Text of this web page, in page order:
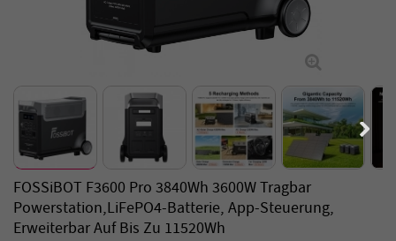
FOSSiBOT F3600 Pro 3840Wh 3600W Tragbar
Powerstation,LiFePO4-Batterie, App-Steuerung,
Erweiterbar Auf Bis Zu 11520Wh